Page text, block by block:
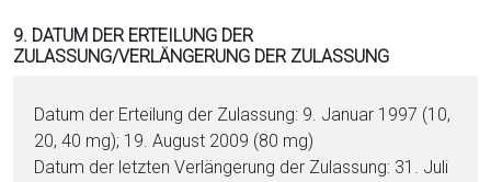
9. DATUM DER ERTEILUNG DER
ZULASSUNG/VERLÄNGERUNG DER ZULASSUNG
Datum der Erteilung der Zulassung: 9. Januar 1997 (10,
20, 40 mg); 19. August 2009 (80 mg)
Datum der letzten Verlängerung der Zulassung: 31. Juli